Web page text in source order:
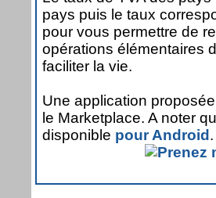
pays puis le taux
pour vous permettre de
opérations élémentaires
faciliter la vie.
Une application
le Marketplace. A noter
disponible pour Android.